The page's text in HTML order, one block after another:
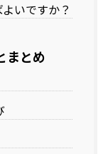
いですか？
まとめ